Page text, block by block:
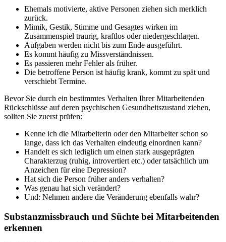
Ehemals motivierte, aktive Personen ziehen sich merklich
zurück.
Mimik, Gestik, Stimme und Gesagtes wirken im
Zusammenspiel traurig, kraftlos oder niedergeschlagen.
Aufgaben werden nicht bis zum Ende ausgeführt.
Es kommt häufig zu Missverständnissen.
Es passieren mehr Fehler als früher.
Die betroffene Person ist häufig krank, kommt zu spät und
verschiebt Termine.
Bevor Sie durch ein bestimmtes Verhalten Ihrer Mitarbeitenden
Rückschlüsse auf deren psychischen Gesundheitszustand ziehen,
sollten Sie zuerst prüfen:
Kenne ich die Mitarbeiterin oder den Mitarbeiter schon so
lange, dass ich das Verhalten eindeutig einordnen kann?
Handelt es sich lediglich um einen stark ausgeprägten
Charakterzug (ruhig, introvertiert etc.) oder tatsächlich um
Anzeichen für eine Depression?
Hat sich die Person früher anders verhalten?
Was genau hat sich verändert?
Und: Nehmen andere die Veränderung ebenfalls wahr?
Substanzmissbrauch und Süchte bei Mitarbeitenden
erkennen